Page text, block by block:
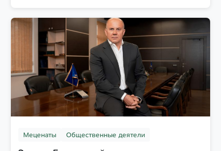
Меценаты Общественные деятели